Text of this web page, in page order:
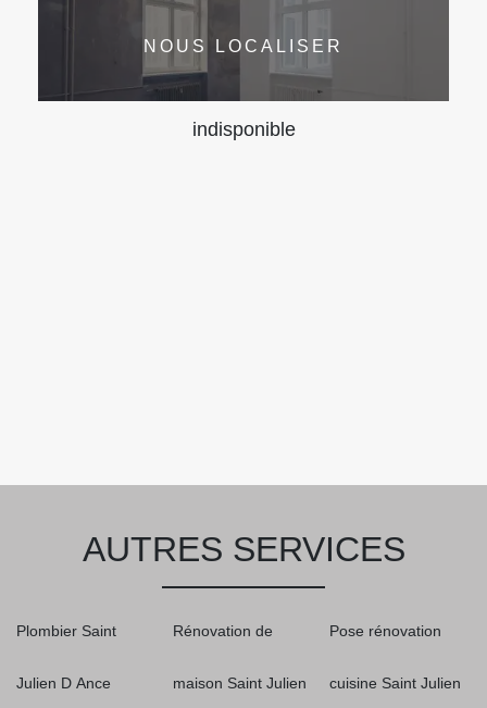
NOUS LOCALISER
indisponible
AUTRES SERVICES
Plombier Saint
Julien D Ance
Rénovation de
maison Saint Julien
Pose rénovation
cuisine Saint Julien